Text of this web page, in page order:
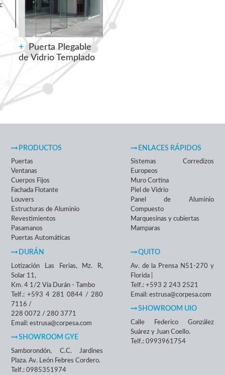
+
Puerta Plegable
de Vidrio Templado
ENLACES RÁPIDOS
Sistemas Corredizos
Europeos
Muro Cortina
Piel de Vidrio
Panel de Aluminio
Compuesto
Marquesinas y cubiertas
Mamparas
PRODUCTOS
Puertas
Ventanas
Cuerpos Fijos
Fachada Flotante
Louvers
Estructuras de Aluminio
Revestimientos
Pasamanos
Puertas Automáticas
QUITO
Av. de la Prensa N51-270 y
Florida |
Telf.: +593 2 243 2521
Email: estrusa@corpesa.com
SHOWROOM UIO
Calle Federico González
Suárez y Juan Coello.
Telf.: 0993961754
DURÁN
Lotización Las Ferias, Mz. R,
Solar 11,
Km. 4 1/2 Vía Durán - Tambo
Telf.: +593 4 281 0844 / 280
7116 /
228 0072 / 280 3771
Email: estrusa@corpesa.com
SHOWROOM GYE
Samborondón, C.C. Jardines
Plaza. Av. León Febres Cordero.
Telf.: 0985351974